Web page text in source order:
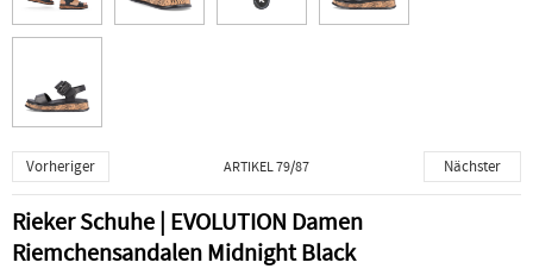
Vorheriger ARTIKEL 79/87 Nächster
Rieker Schuhe | EVOLUTION Damen
Riemchensandalen Midnight Black